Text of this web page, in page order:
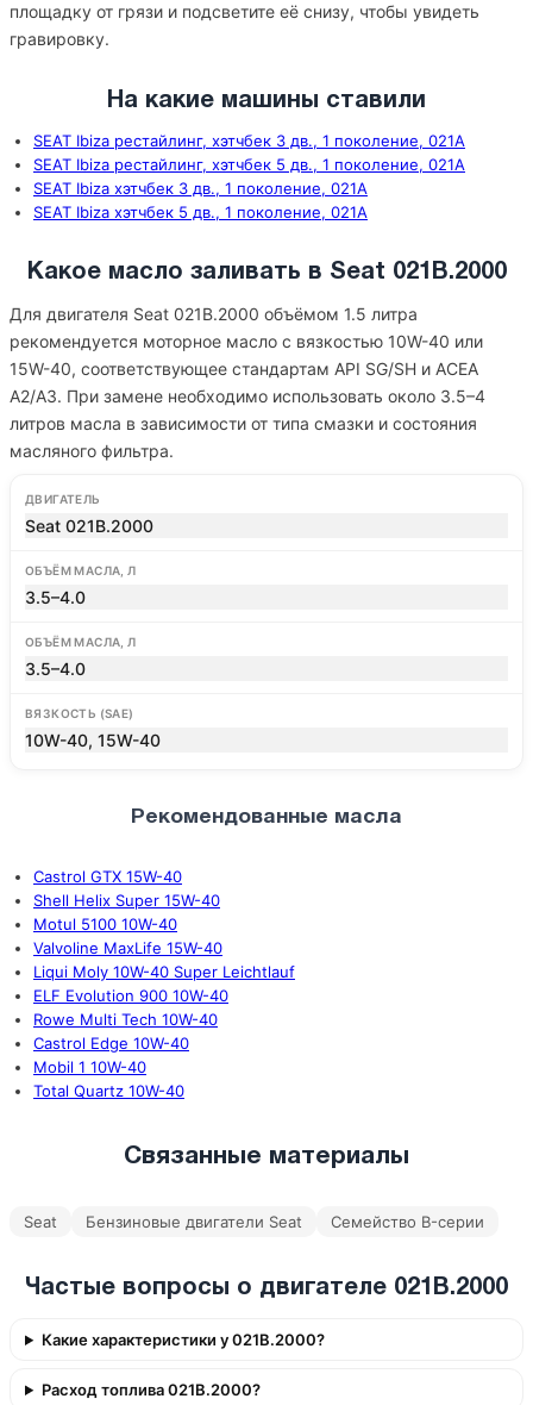
площадку от грязи и подсветите её снизу, чтобы увидеть
гравировку.
На какие машины ставили
SEAT Ibiza рестайлинг, хэтчбек 3 дв., 1 поколение, 021A
SEAT Ibiza рестайлинг, хэтчбек 5 дв., 1 поколение, 021A
SEAT Ibiza хэтчбек 3 дв., 1 поколение, 021A
SEAT Ibiza хэтчбек 5 дв., 1 поколение, 021A
Какое масло заливать в Seat 021B.2000
Для двигателя Seat 021B.2000 объёмом 1.5 литра
рекомендуется моторное масло с вязкостью 10W-40 или
15W-40, соответствующее стандартам API SG/SH и ACEA
A2/A3. При замене необходимо использовать около 3.5–4
литров масла в зависимости от типа смазки и состояния
масляного фильтра.
ДВИГАТЕЛЬ
Seat 021B.2000
ОБЪЁМ МАСЛА, Л
3.5–4.0
ОБЪЁМ МАСЛА, Л
3.5–4.0
ВЯЗКОСТЬ (SAE)
10W-40, 15W-40
Рекомендованные масла
Castrol GTX 15W-40
Shell Helix Super 15W-40
Motul 5100 10W-40
Valvoline MaxLife 15W-40
Liqui Moly 10W-40 Super Leichtlauf
ELF Evolution 900 10W-40
Rowe Multi Tech 10W-40
Castrol Edge 10W-40
Mobil 1 10W-40
Total Quartz 10W-40
Связанные материалы
Seat Бензиновые двигатели Seat Семейство B-серии
Частые вопросы о двигателе 021B.2000
Какие характеристики у 021B.2000?
Расход топлива 021B.2000?